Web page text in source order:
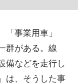
事業用車」
群がある。線
備などを走行し
は、そうした事